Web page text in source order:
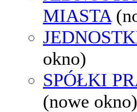
MIASTA
okno)
SPÓŁKI
(nowe okno)